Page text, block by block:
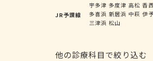
JR予讃線
宇多津 多度津 高松 香
多喜浜 新居浜 中萩 伊
三津浜 松山
他の診療科目で絞り込む